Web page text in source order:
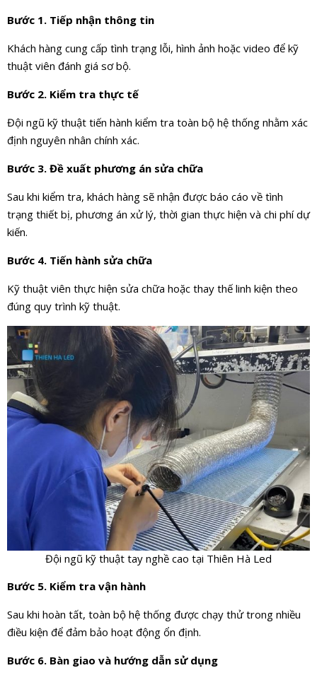
Bước 1. Tiếp nhận thông tin
Khách hàng cung cấp tình trạng lỗi, hình ảnh hoặc video để kỹ
thuật viên đánh giá sơ bộ.
Bước 2. Kiểm tra thực tế
Đội ngũ kỹ thuật tiến hành kiểm tra toàn bộ hệ thống nhằm xác
định nguyên nhân chính xác.
Bước 3. Đề xuất phương án sửa chữa
Sau khi kiểm tra, khách hàng sẽ nhận được báo cáo về tình
trạng thiết bị, phương án xử lý, thời gian thực hiện và chi phí dự
kiến.
Bước 4. Tiến hành sửa chữa
Kỹ thuật viên thực hiện sửa chữa hoặc thay thế linh kiện theo
đúng quy trình kỹ thuật.
Đội ngũ kỹ thuật tay nghề cao tại Thiên Hà Led
Bước 5. Kiểm tra vận hành
Sau khi hoàn tất, toàn bộ hệ thống được chạy thử trong nhiều
điều kiện để đảm bảo hoạt động ổn định.
Bước 6. Bàn giao và hướng dẫn sử dụng